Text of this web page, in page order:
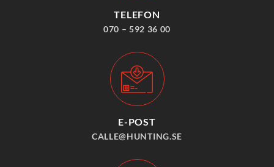
TELEFON
070 – 592 36 00
E-POST
CALLE@HUNTING.SE